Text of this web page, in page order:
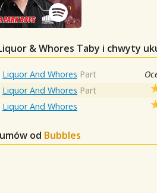
& Whores Taby i chwyty
Liquor And Whores Part
Liquor And Whores Part
Liquor And Whores
od Bubbles